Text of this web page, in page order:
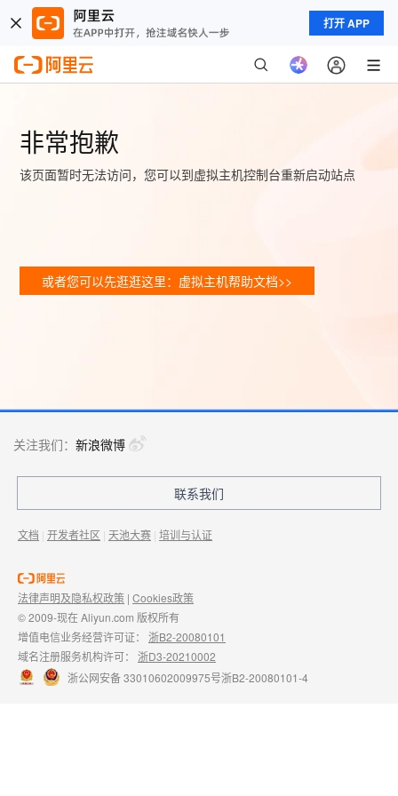
打开 APP
非常抱歉
该页面暂时无法访问，您可以到虚拟主机控制台重新启动站点
或者您可以先逛逛这里：虚拟主机帮助文档>>